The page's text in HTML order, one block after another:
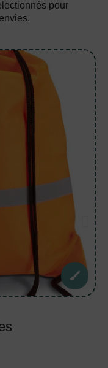
pour